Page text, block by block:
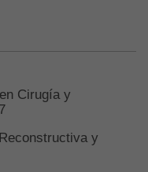
Cirugía y
y